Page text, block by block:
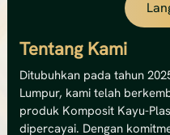
Tentang Kami
Ditubuhkan pada tahun
Lumpur, kami telah
produk Komposit Kayu-
dipercayai. Dengan